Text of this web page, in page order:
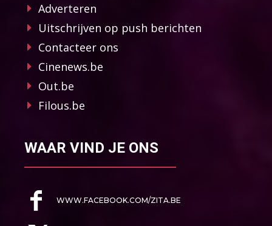
Adverteren
Uitschrijven op push berichten
Contacteer ons
Cinenews.be
Out.be
Filous.be
WAAR VIND JE ONS
WWW.FACEBOOK.COM/ZITA.BE